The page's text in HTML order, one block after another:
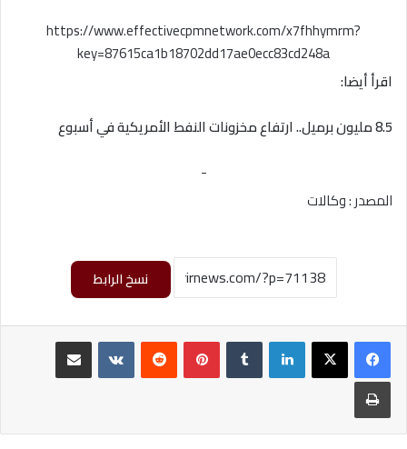
https://www.effectivecpmnetwork.com/x7fhhymrm?
key=87615ca1b18702dd17ae0ecc83cd248a
اقرأ أيضا:
8.5 مليون برميل.. ارتفاع مخزونات النفط الأمريكية في أسبوع
-
المصدر : وكالات
نسخ الرابط
لينكدإن بينتيريست
طباعة